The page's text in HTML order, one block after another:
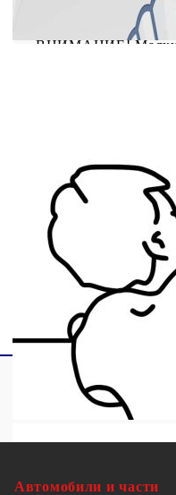
Необходим е
ВНИМАНИЕ!
удушени от примки
ленти и вътрешния
продукт. За да
дръжте кабелите
Шнурите могат да
детето. Преместете
мебелите далеч от
прозорци. Не
Уверете се, че
образуват
да се задушат, ако
е инсталирано.
устройство, за да
верижките на
Автомобили и части